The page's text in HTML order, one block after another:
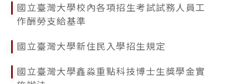
國立臺灣大學校內各項招生考試試務人員工
作酬勞支給基準
國立臺灣大學新住民入學招生規定
國立臺灣大學鑫淼重點科技博士生獎學金實